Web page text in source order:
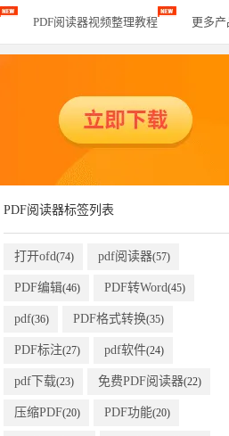
PDF阅读器视频整理教程 更多产
PDF阅读器标签列表
打开ofd(74) pdf阅读器(57)
PDF编辑(46) PDF转Word(45)
pdf(36) PDF格式转换(35)
PDF标注(27) pdf软件(24)
pdf下载(23) 免费PDF阅读器(22)
压缩PDF(20) PDF功能(20)